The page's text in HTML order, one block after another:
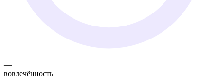
—
вовлечённость